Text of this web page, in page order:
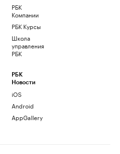
РБК
Компании
РБК Курсы
Школа
управления
РБК
РБК
Новости
iOS
Android
AppGallery